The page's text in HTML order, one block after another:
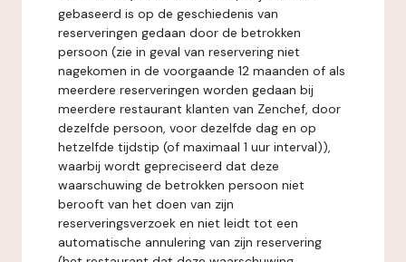
gebaseerd is op de geschiedenis van
reserveringen gedaan door de betrokken
persoon (zie in geval van reservering niet
nagekomen in de voorgaande 12 maanden of als
meerdere reserveringen worden gedaan bij
meerdere restaurant klanten van Zenchef, door
dezelfde persoon, voor dezelfde dag en op
hetzelfde tijdstip (of maximaal 1 uur interval)),
waarbij wordt gepreciseerd dat deze
waarschuwing de betrokken persoon niet
berooft van het doen van zijn
reserveringsverzoek en niet leidt tot een
automatische annulering van zijn reservering